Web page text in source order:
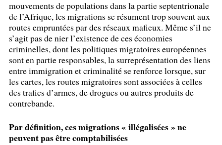
mouvements de populations dans la partie septentrionale
de l’Afrique, les migrations se résument trop souvent aux
routes empruntées par des réseaux mafieux. Même s’il ne
s’agit pas de nier l’existence de ces économies
criminelles, dont les politiques migratoires européennes
sont en partie responsables, la surreprésentation des liens
entre immigration et criminalité se renforce lorsque, sur
les cartes, les routes migratoires sont associées à celles
des trafics d’armes, de drogues ou autres produits de
contrebande.
Par définition, ces migrations « illégalisées » ne
peuvent pas être comptabilisées